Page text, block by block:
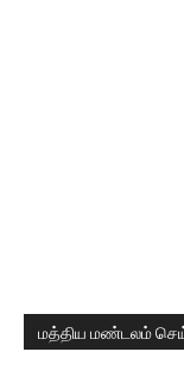
மத்திய மண்டலம்